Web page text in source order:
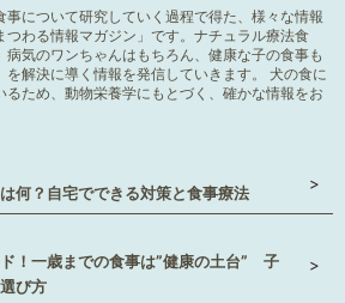
事について研究していく過程で得た、様々な情報
つわる情報マガジン」です。ナチュラル療法食
病気のワンちゃんはもちろん、健康な子の食事も
解決に導く情報を発信していきます。 犬の食に
ため、動物栄養学にもとづく、確かな情報をお
何？自宅でできる対策と食事療法
！一歳までの食事は”健康の土台” 子
び方